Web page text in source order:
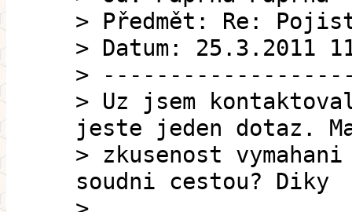
> Předmět: Re:
> Datum: 25.3.2011
>
> Uz jsem
jeste jeden dotaz.
> zkusenost
soudni cestou? Diky